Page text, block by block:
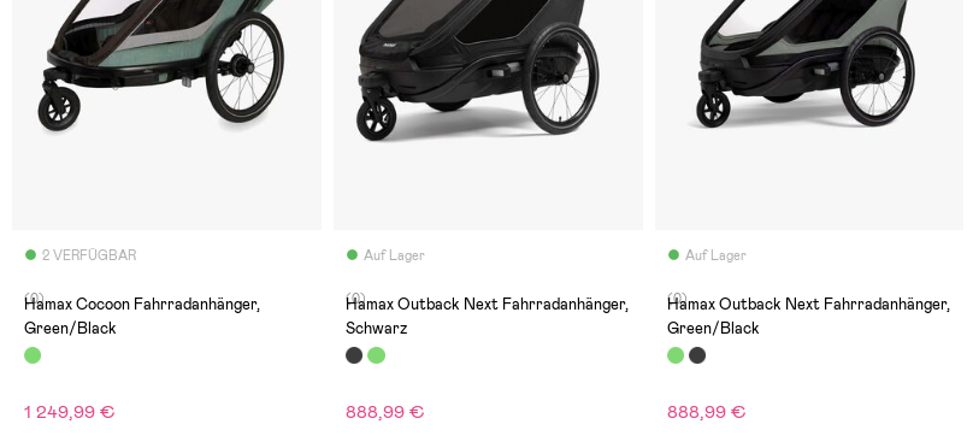
2 VERFÜGBAR
(0)
Hamax Cocoon Fahrradanhänger,
Green/Black
1 249,99 €
Auf Lager
(0)
Hamax Outback Next Fahrradanhänger,
Schwarz
888,99 €
Auf Lager
(0)
Hamax Outback Next Fahrradanhänger,
Green/Black
888,99 €